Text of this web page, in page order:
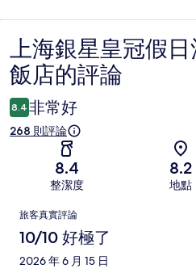
評
論
上海銀星皇冠假
飯店的評論
8.4 非常好
268 則評論
8.4
整潔度
8.2
地點
評
論
旅客真實評論
10/10 好極了
2026 年 6 月 15 日